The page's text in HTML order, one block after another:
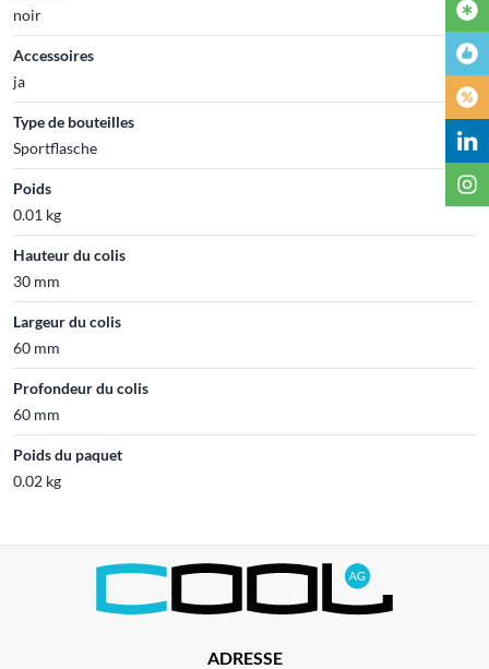
noir
Accessoires
ja
Type de bouteilles
Sportflasche
Poids
0.01 kg
Hauteur du colis
30 mm
Largeur du colis
60 mm
Profondeur du colis
60 mm
Poids du paquet
0.02 kg
ADRESSE